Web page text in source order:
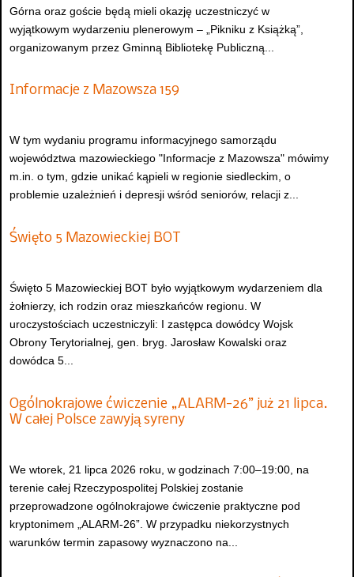
Górna oraz goście będą mieli okazję uczestniczyć w
wyjątkowym wydarzeniu plenerowym – „Pikniku z Książką”,
organizowanym przez Gminną Bibliotekę Publiczną...
Informacje z Mazowsza 159
W tym wydaniu programu informacyjnego samorządu
województwa mazowieckiego "Informacje z Mazowsza" mówimy
m.in. o tym, gdzie unikać kąpieli w regionie siedleckim, o
problemie uzależnień i depresji wśród seniorów, relacji z...
Święto 5 Mazowieckiej BOT
Święto 5 Mazowieckiej BOT było wyjątkowym wydarzeniem dla
żołnierzy, ich rodzin oraz mieszkańców regionu. W
uroczystościach uczestniczyli: I zastępca dowódcy Wojsk
Obrony Terytorialnej, gen. bryg. Jarosław Kowalski oraz
dowódca 5...
Ogólnokrajowe ćwiczenie „ALARM-26” już 21 lipca.
W całej Polsce zawyją syreny
We wtorek, 21 lipca 2026 roku, w godzinach 7:00–19:00, na
terenie całej Rzeczypospolitej Polskiej zostanie
przeprowadzone ogólnokrajowe ćwiczenie praktyczne pod
kryptonimem „ALARM-26”. W przypadku niekorzystnych
warunków termin zapasowy wyznaczono na...